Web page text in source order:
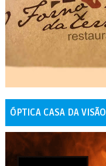
ÓPTICA CASA DA VISÃO